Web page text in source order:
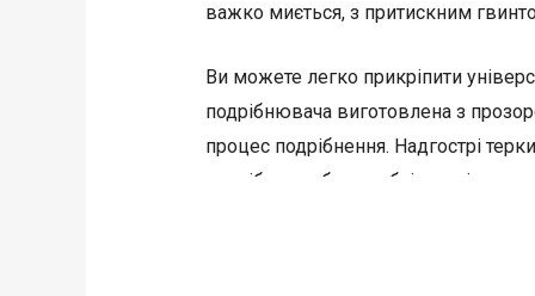
важко миється, з притискним
Ви можете легко прикріпити
подрібнювача виготовлена ​​з
процес подрібнення. Надгострі
подрібнення без необхідності